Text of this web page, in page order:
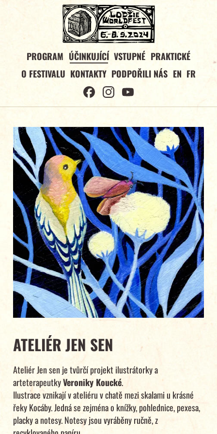
PROGRAM ÚČINKUJÍCÍ VSTUPNÉ PRAKTICKÉ
O FESTIVALU KONTAKTY PODPOŘILI NÁS EN FR
ATELIÉR JEN SEN
Ateliér Jen sen je tvůrčí projekt ilustrátorky a
arteterapeutkyVeroniky Koucké.
Ilustrace vznikají v ateliéru v chatě mezi skalami u krásné
řeky Kocáby. Jedná se zejména o knížky, pohlednice, pexesa,
placky a notesy. Notesy jsou vyráběny ručně, z